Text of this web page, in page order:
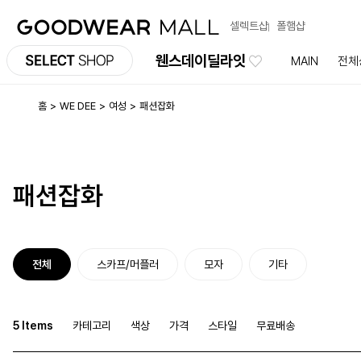
셀렉트샵 폴햄샵
웬스데이딜라잇 MAIN 전체
홈 WE DEE 여성 패션잡화
패션잡화
전체 스카프/머플러 모자 기타
5 Items 카테고리 색상 가격 스타일 무료배송